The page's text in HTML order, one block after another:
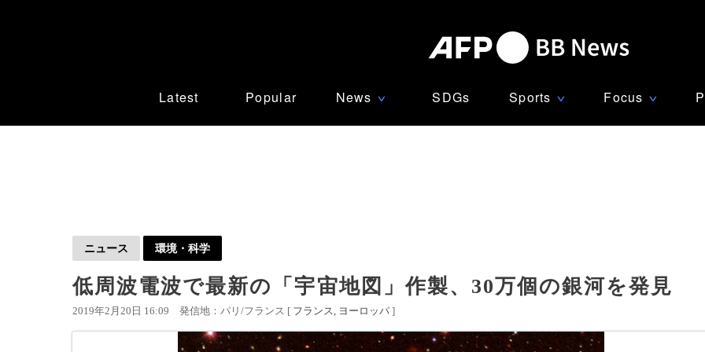
Latest Popular News ∨ SDGs Sports ∨ Focus ∨
ニュース 環境・科学
低周波電波で最新の「宇宙地図」作製、30万個の銀河を発見
2019年2月20日 16:09 発信地：パリ/フランス [ フランス ヨーロッパ ]